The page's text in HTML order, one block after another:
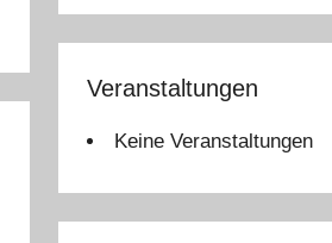
Veranstaltungen
Keine Veranstaltungen